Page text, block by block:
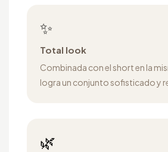
✨
Total look
Combinada con el short en la
logra un conjunto sofisticado y
🌿